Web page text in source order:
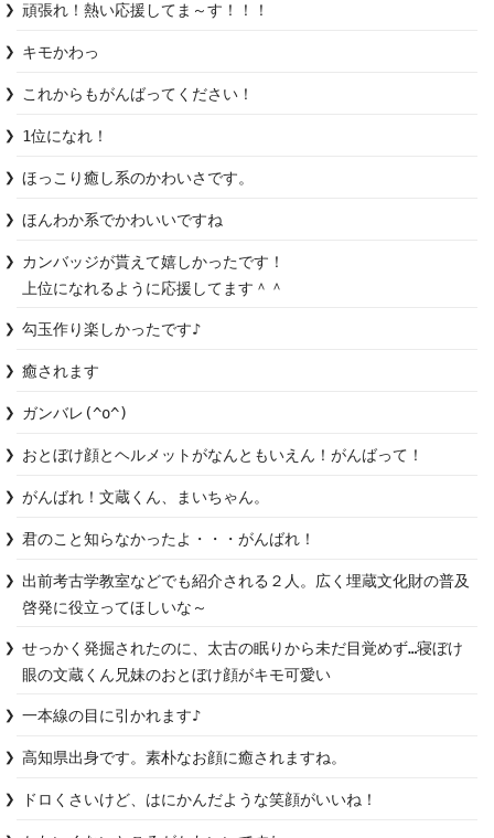
頑張れ！熱い応援してま～す！！！
キモかわっ
これからもがんばってください！
1位になれ！
ほっこり癒し系のかわいさです。
ほんわか系でかわいいですね
カンバッジが貰えて嬉しかったです！
上位になれるように応援してます＾＾
勾玉作り楽しかったです♪
癒されます
ガンバレ(^o^)
おとぼけ顔とヘルメットがなんともいえん！がんばって！
がんばれ！文蔵くん、まいちゃん。
君のこと知らなかったよ・・・がんばれ！
出前考古学教室などでも紹介される２人。広く埋蔵文化財の普及
啓発に役立ってほしいな～
せっかく発掘されたのに、太古の眠りから未だ目覚めず…寝ぼけ
眼の文蔵くん兄妹のおとぼけ顔がキモ可愛い
一本線の目に引かれます♪
高知県出身です。素朴なお顔に癒されますね。
ドロくさいけど、はにかんだような笑顔がいいね！